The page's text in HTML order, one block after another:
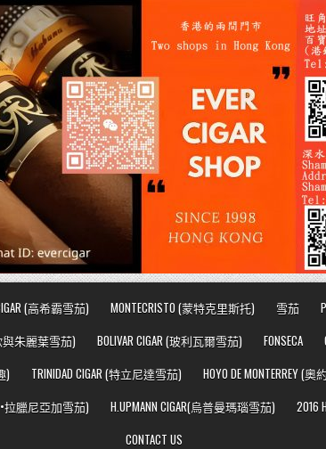
(高希霸雪茄) MONTECRISTO (蒙特克里斯托) 雪茄
與朱麗葉雪茄)
BOLIVAR CIGAR (玻利瓦爾雪茄) FONSECA
)
TRINIDAD CIGAR (特立尼達雪茄)
HOYO DE MONTERREY (
•拉臘尼亞加雪茄)
H.UPMANN CIGAR(烏普曼瑪瑙雪茄)
2016
CONTACT US